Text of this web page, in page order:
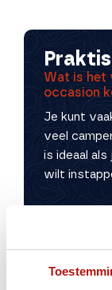
Wat is het
occasion
Je kunt
veel
is ideaal
wilt
Worden
vóór